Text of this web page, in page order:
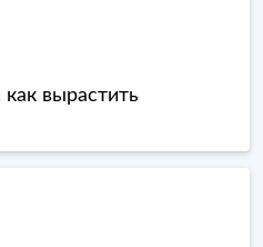
вырастить